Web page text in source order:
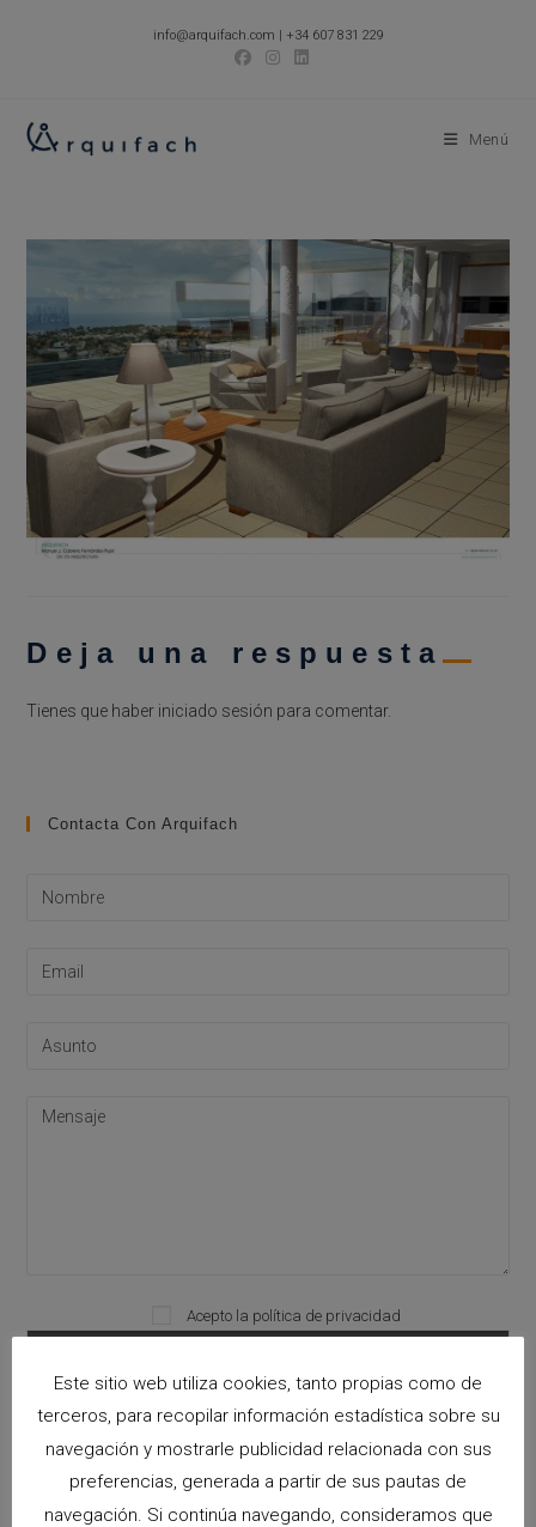
info@arquifach.com | +34 607 831 229
Menú
Deja una respuesta
Tienes que haber iniciado sesión para comentar.
Contacta Con Arquifach
Please leave this field empty.
Acepto la política de privacidad
arquitectora espacios biofilicos
Este sitio web utiliza cookies, tanto propias como de
terceros, para recopilar información estadística sobre su
navegación y mostrarle publicidad relacionada con sus
preferencias, generada a partir de sus pautas de
navegación. Si continúa navegando, consideramos que